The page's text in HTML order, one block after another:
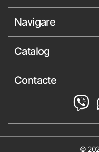
Navigare
Catalog
Contacte
©